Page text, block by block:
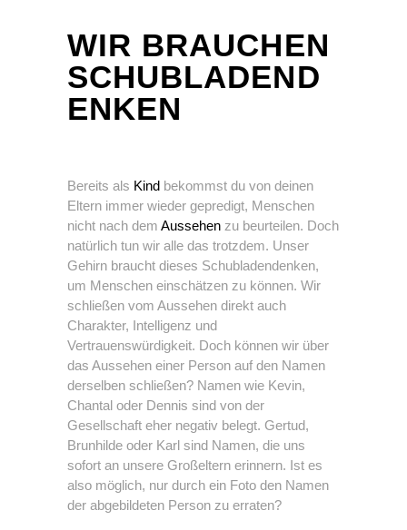
WIR BRAUCHEN
SCHUBLADEND
ENKEN
Bereits als Kind bekommst du von deinen
Eltern immer wieder gepredigt, Menschen
nicht nach dem Aussehen zu beurteilen. Doch
natürlich tun wir alle das trotzdem. Unser
Gehirn braucht dieses Schubladendenken,
um Menschen einschätzen zu können. Wir
schließen vom Aussehen direkt auch
Charakter, Intelligenz und
Vertrauenswürdigkeit. Doch können wir über
das Aussehen einer Person auf den Namen
derselben schließen? Namen wie Kevin,
Chantal oder Dennis sind von der
Gesellschaft eher negativ belegt. Gertud,
Brunhilde oder Karl sind Namen, die uns
sofort an unsere Großeltern erinnern. Ist es
also möglich, nur durch ein Foto den Namen
der abgebildeten Person zu erraten?